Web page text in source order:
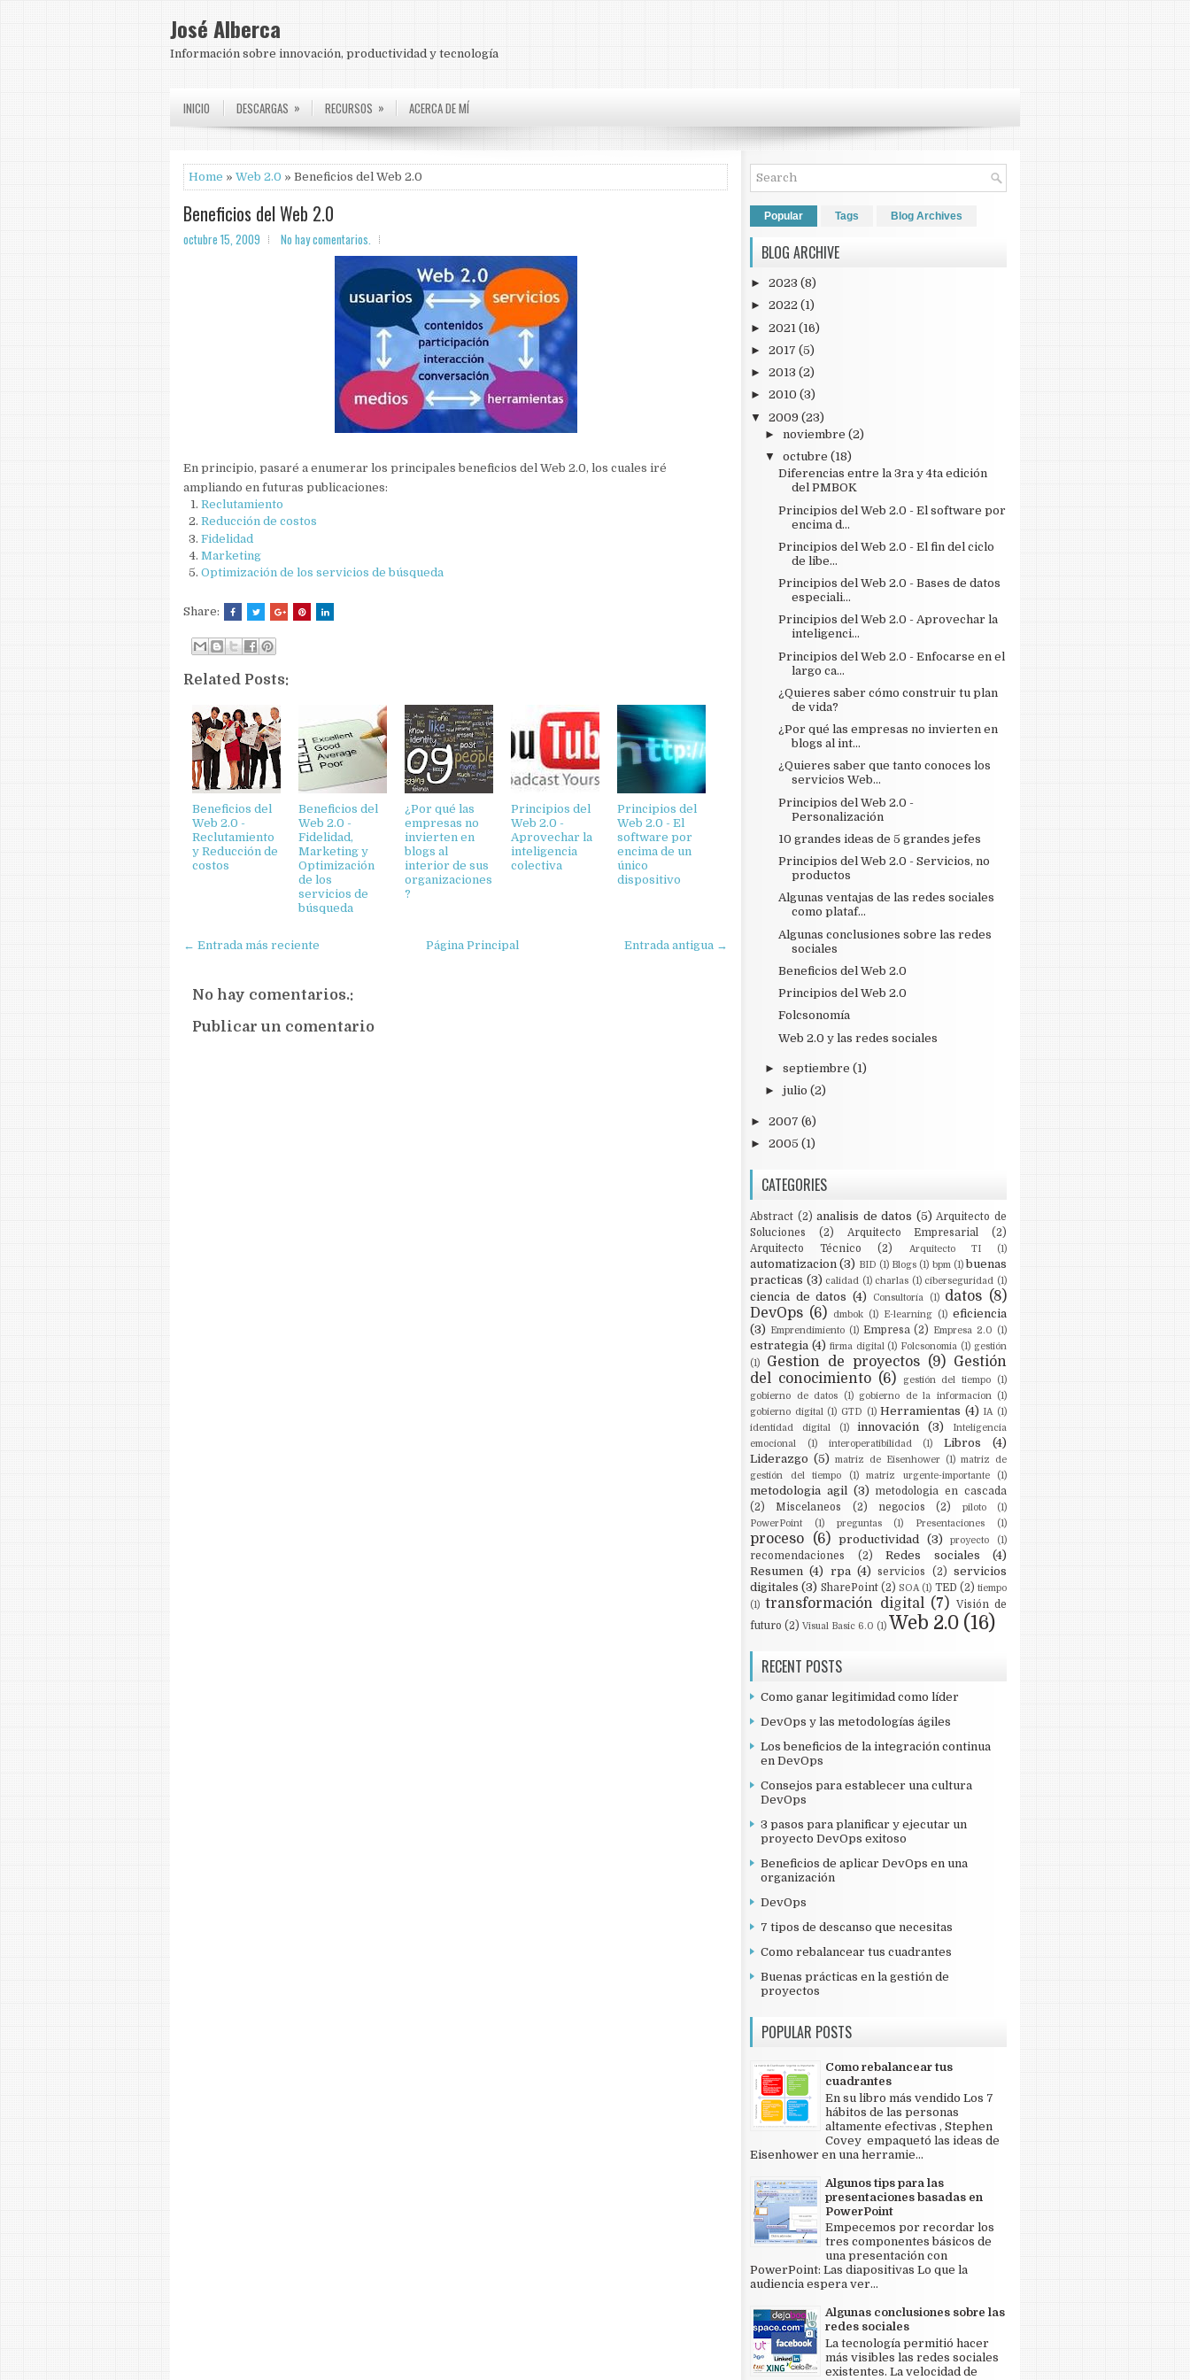
José Alberca
Información sobre innovación, productividad y tecnología
INICIO DESCARGAS » RECURSOS » ACERCA DE MÍ
Home » Web 2.0 » Beneficios del Web 2.0
Beneficios del Web 2.0
octubre 15, 2009 No hay comentarios.
En principio, pasaré a enumerar los principales beneficios del Web 2.0, los cuales iré
ampliando en futuras publicaciones:
Reclutamiento
Reducción de costos
Fidelidad
Marketing
Optimización de los servicios de búsqueda
Share:
Related Posts:
Beneficios del
Web 2.0 -
Reclutamiento
y Reducción de
costos
Beneficios del
Web 2.0 -
Fidelidad,
Marketing y
Optimización
de los
servicios de
búsqueda
¿Por qué las
empresas no
invierten en
blogs al
interior de sus
organizaciones
?
Principios del
Web 2.0 -
Aprovechar la
inteligencia
colectiva
Principios del
Web 2.0 - El
software por
encima de un
único
dispositivo
← Entrada más reciente Entrada antigua →
Página Principal
No hay comentarios.:
Publicar un comentario
Popular Tags Blog Archives
BLOG ARCHIVE
► 2023 (8)
► 2022 (1)
► 2021 (16)
► 2017 (5)
► 2013 (2)
► 2010 (3)
▼ 2009 (23)
► noviembre (2)
▼ octubre (18)
Diferencias entre la 3ra y 4ta edición
del PMBOK
Principios del Web 2.0 - El software por
encima d...
Principios del Web 2.0 - El fin del ciclo
de libe...
Principios del Web 2.0 - Bases de datos
especiali...
Principios del Web 2.0 - Aprovechar la
inteligenci...
Principios del Web 2.0 - Enfocarse en el
largo ca...
¿Quieres saber cómo construir tu plan
de vida?
¿Por qué las empresas no invierten en
blogs al int...
¿Quieres saber que tanto conoces los
servicios Web...
Principios del Web 2.0 -
Personalización
10 grandes ideas de 5 grandes jefes
Principios del Web 2.0 - Servicios, no
productos
Algunas ventajas de las redes sociales
como plataf...
Algunas conclusiones sobre las redes
sociales
Beneficios del Web 2.0
Principios del Web 2.0
Folcsonomía
Web 2.0 y las redes sociales
► septiembre (1)
► julio (2)
► 2007 (6)
► 2005 (1)
CATEGORIES
Abstract (2) analisis de datos (5) Arquitecto de
Soluciones
(2) Arquitecto Empresarial
(2)
Arquitecto Técnico
(2) Arquitecto TI (1)
automatizacion (3) BID (1) Blogs (1) bpm (1) buenas
practicas (3) calidad (1) charlas (1) ciberseguridad (1)
ciencia de datos (4) Consultoría (1) datos (8)
DevOps (6) dmbok (1) E-learning (1) eficiencia
(3)
Emprendimiento (1) Empresa (2) Empresa 2.0 (1)
estrategia (4) firma digital (1) Folcsonomia (1) gestión
(1)
Gestion de proyectos (9) Gestión
del conocimiento (6) gestión del tiempo
(1)
gobierno de datos
(1) gobierno de la informacion
(1)
gobierno digital
(1) GTD (1) Herramientas (4) IA (1)
identidad digital
(1) innovación (3)
Inteligencia
emocional
(1) interoperatibilidad (1) Libros
(4)
Liderazgo (5) matriz de Eisenhower (1) matriz de
gestión del tiempo
(1) matriz urgente-importante (1)
metodologia agil (3) metodologia en cascada
(2)
Miscelaneos (2) negocios (2) piloto
(1)
PowerPoint
(1) preguntas (1) Presentaciones (1)
proceso (6) productividad (3) proyecto (1)
recomendaciones (2) Redes sociales
(4)
Resumen (4) rpa (4) servicios (2) servicios
digitales (3) SharePoint (2) SOA (1) TED (2) tiempo
(1) transformación digital (7) Visión de
futuro (2) Visual Basic 6.0 (1) Web 2.0 (16)
RECENT POSTS
Como ganar legitimidad como líder
DevOps y las metodologías ágiles
Los beneficios de la integración continua
en DevOps
Consejos para establecer una cultura
DevOps
3 pasos para planificar y ejecutar un
proyecto DevOps exitoso
Beneficios de aplicar DevOps en una
organización
DevOps
7 tipos de descanso que necesitas
Como rebalancear tus cuadrantes
Buenas prácticas en la gestión de
proyectos
POPULAR POSTS
Como rebalancear tus
cuadrantes
En su libro más vendido Los 7
hábitos de las personas
altamente efectivas , Stephen
Covey empaquetó las ideas de
Eisenhower en una herramie...
Algunos tips para las
presentaciones basadas en
PowerPoint
Empecemos por recordar los
tres componentes básicos de
una presentación con
PowerPoint: Las diapositivas Lo que la
audiencia espera ver...
Algunas conclusiones sobre las
redes sociales
La tecnología permitió hacer
más visibles las redes sociales
existentes. La velocidad de